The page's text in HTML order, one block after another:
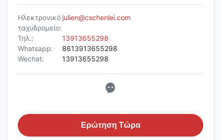
Ηλεκτρονικό
ταχυδρομείο:
julien@cschenlei.com
Τηλ.:
13913655298
Whatsapp:
8613913655298
Wechat:
13913655298
Ερώτηση Τώρα